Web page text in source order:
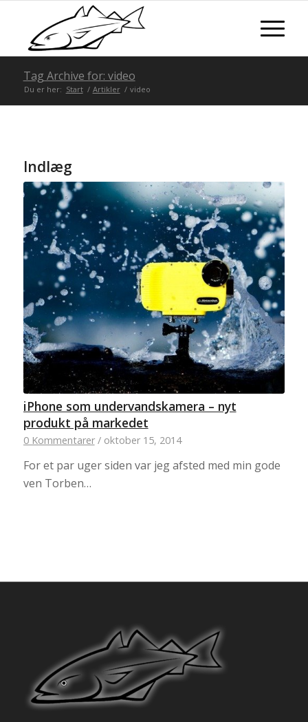
Tag Archive for: video
Du er her: Start / Artikler / video
Indlæg
iPhone som undervandskamera – nyt
produkt på markedet
0 Kommentarer / oktober 15, 2014
For et par uger siden var jeg afsted med min gode
ven Torben…